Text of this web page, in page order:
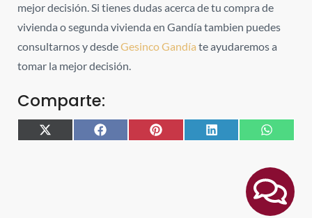
mejor decisión. Si tienes dudas acerca de tu compra de
vivienda o segunda vivienda en Gandía tambien puedes
consultarnos y desdeGesinco Gandía te ayudaremos a
tomar la mejor decisión.
Comparte:
X
Facebook Pinterest LinkedIn